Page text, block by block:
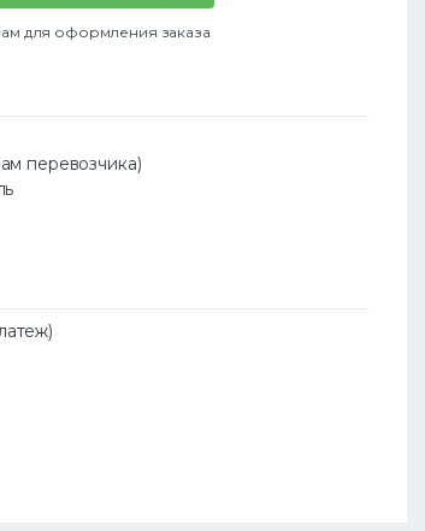
для оформления заказа
перевозчика)